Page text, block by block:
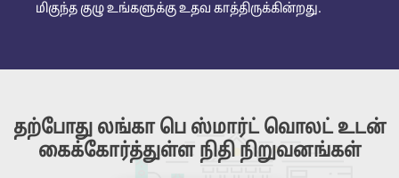
மிகுந்த குழு உங்களுக்கு உதவ காத்திருக்கின்றது.
தற்போது லங்கா பெ ஸ்மார்ட் வொலட் உடன்
கைக்கோர்த்துள்ள நிதி நிறுவனங்கள்